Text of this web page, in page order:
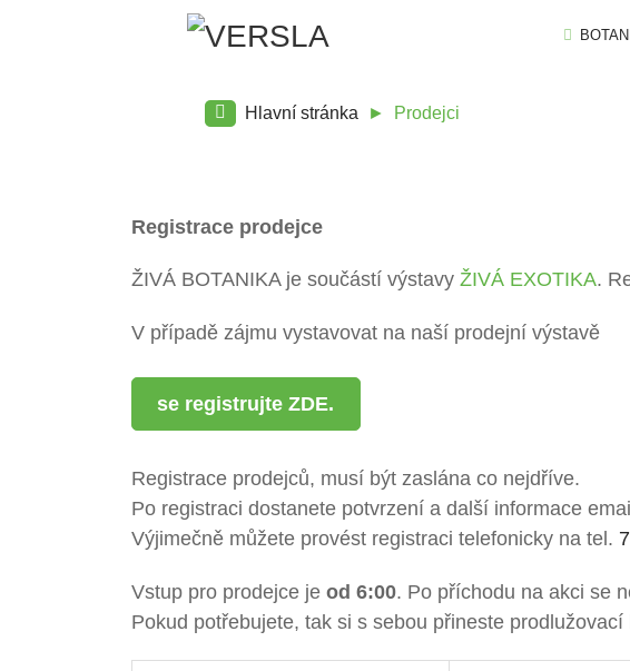
Hlavní stránka Prodejci
Registrace prodejce
ŽIVÁ BOTANIKA je součástí výstavy ŽIVÁ EXOTIKA.
V případě zájmu vystavovat na naší prodejní výstavě
se registrujte ZDE.
Registrace prodejců, musí být zaslána co nejdříve.
Po registraci dostanete potvrzení a další informace
Výjimečně můžete provést registraci telefonicky na tel.
Vstup pro prodejce je od 6:00. Po příchodu na akci se
Pokud potřebujete, tak si s sebou přineste